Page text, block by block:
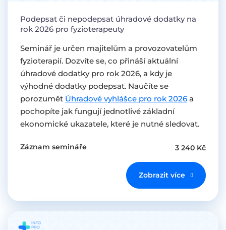
Podepsat či nepodepsat úhradové dodatky na
rok 2026 pro fyzioterapeuty
Seminář je určen majitelům a provozovatelům
fyzioterapií. Dozvíte se, co přináší aktuální
úhradové dodatky pro rok 2026, a kdy je
výhodné dodatky podepsat. Naučíte se
porozumět Úhradové vyhlášce pro rok 2026 a
pochopíte jak fungují jednotlivé základní
ekonomické ukazatele, které je nutné sledovat.
Záznam semináře 3 240 Kč
Zobrazit více